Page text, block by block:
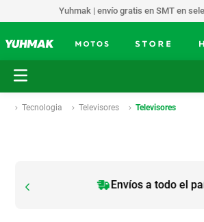
Yuhmak | envío gratis en SMT en
Tecnologia Televisores Televisores
Envíos a todo el